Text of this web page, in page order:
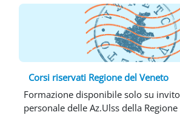
Corsi riservati Regione del Veneto
Formazione disponibile solo su
personale delle Az.Ulss della